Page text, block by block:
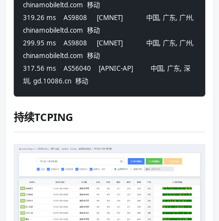
chinamobileltd.com  移动
319.26 ms    AS9808     [CMNET]            中国, 广东, 广州,
chinamobileltd.com  移动
299.95 ms    AS9808     [CMNET]            中国, 广东, 广州,
chinamobileltd.com  移动
317.56 ms    AS56040    [APNIC-AP]         中国, 广东, 深
圳, gd.10086.cn  移动
持续TCPING